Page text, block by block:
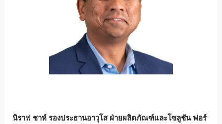
นิราฟ ชาห์ รองประธานอาวุโส ฝ่ายผลิตภัณฑ์และโซลูชัน ฟอร์